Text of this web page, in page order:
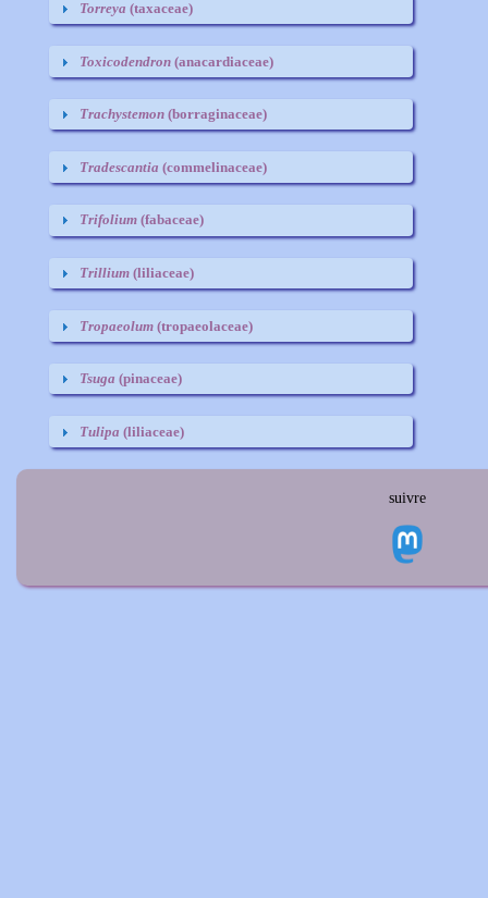
Torreya (taxaceae)
Toxicodendron (anacardiaceae)
Trachystemon (borraginaceae)
Tradescantia (commelinaceae)
Trifolium (fabaceae)
Trillium (liliaceae)
Tropaeolum (tropaeolaceae)
Tsuga (pinaceae)
Tulipa (liliaceae)
suivre